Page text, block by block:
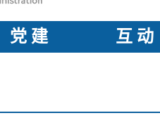
党 建 互 动